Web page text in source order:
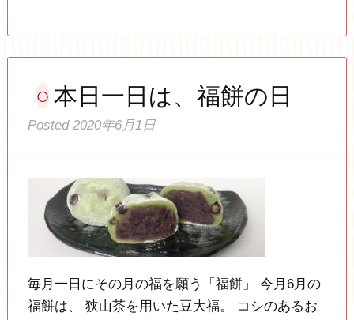
本日一日は、福餅の日
Posted2020年6月1日
毎月一日にその月の福を願う「福餅」 今月6月の
福餅は、 狭山茶を用いた豆大福。 コシのあるお